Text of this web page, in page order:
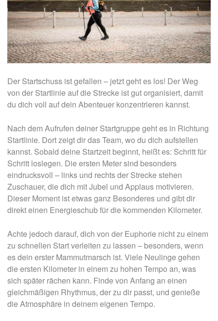
Der Startschuss ist gefallen – jetzt geht es los! Der Weg
von der Startlinie auf die Strecke ist gut organisiert, damit
du dich voll auf dein Abenteuer konzentrieren kannst.
Nach dem Aufrufen deiner Startgruppe geht es in Richtung
Startlinie. Dort zeigt dir das Team, wo du dich aufstellen
kannst. Sobald deine Startzeit beginnt, heißt es: Schritt für
Schritt loslegen. Die ersten Meter sind besonders
eindrucksvoll – links und rechts der Strecke stehen
Zuschauer, die dich mit Jubel und Applaus motivieren.
Dieser Moment ist etwas ganz Besonderes und gibt dir
direkt einen Energieschub für die kommenden Kilometer.
Achte jedoch darauf, dich von der Euphorie nicht zu einem
zu schnellen Start verleiten zu lassen – besonders, wenn
es dein erster Mammutmarsch ist. Viele Neulinge gehen
die ersten Kilometer in einem zu hohen Tempo an, was
sich später rächen kann. Finde von Anfang an einen
gleichmäßigen Rhythmus, der zu dir passt, und genieße
die Atmosphäre in deinem eigenen Tempo.